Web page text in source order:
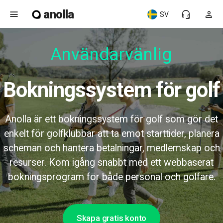
menu anolla person
headset_mic
SV
Användarvänlig
Bokningssystem för golf
Anolla är ett bokningssystem för golf som gör det
enkelt för golfklubbar att ta emot starttider, planera
scheman och hantera betalningar, medlemskap och
resurser. Kom igång snabbt med ett webbaserat
bokningsprogram för både personal och golfare.
Skapa gratis konto